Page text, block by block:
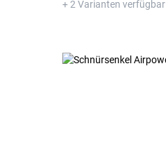
+ 2 Varianten verfügbar